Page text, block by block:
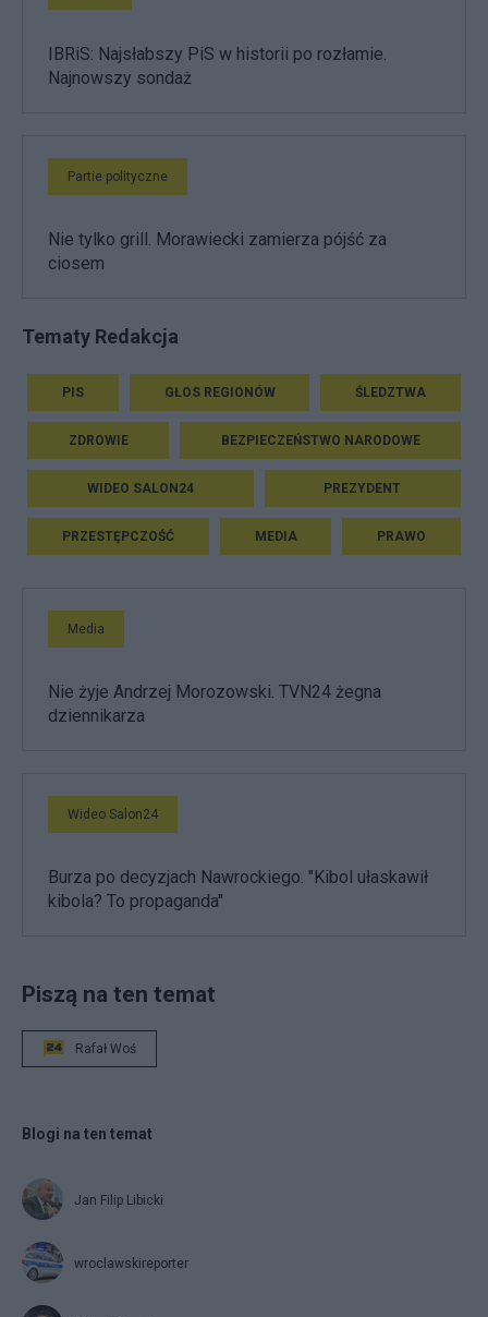
IBRiS: Najsłabszy PiS w historii po rozłamie.
Najnowszy sondaż
Partie polityczne
Nie tylko grill. Morawiecki zamierza pójść za
ciosem
Tematy Redakcja
PIS GŁOS REGIONÓW ŚLEDZTWA
ZDROWIE BEZPIECZEŃSTWO NARODOWE
WIDEO SALON24 PREZYDENT
PRZESTĘPCZOŚĆ MEDIA PRAWO
Media
Nie żyje Andrzej Morozowski. TVN24 żegna
dziennikarza
Wideo Salon24
Burza po decyzjach Nawrockiego. "Kibol ułaskawił
kibola? To propaganda"
Piszą na ten temat
Rafał Woś
Blogi na ten temat
Jan Filip Libicki
wroclawskireporter